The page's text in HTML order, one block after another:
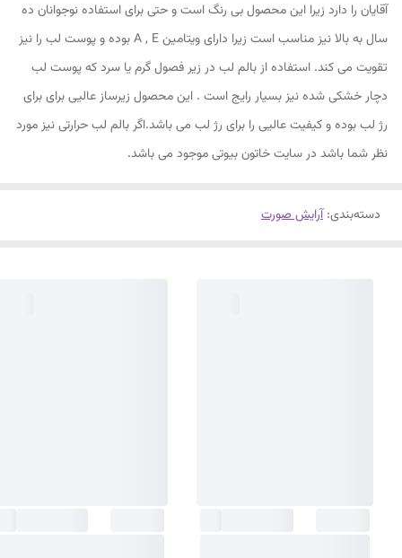
آقایان را دارد زیرا این محصول بی رنگ است و حتی برای استفاده نوجوانان ده
سال به بالا نیز مناسب است زیرا دارای ویتامین A , E بوده و پوست لب را نیز
تقویت می کند. استفاده از بالم لب در زیر فصول گرم یا سرد که پوست لب
دچار خشکی شده نیز بسیار رایج است . این محصول زیرساز عالیی برای برای
رژ لب بوده و کیفیت عالیی را برای رژ لب می باشد.اگر بالم لب حرارتی نیز مورد
نظر شما باشد در سایت خاتون بیوتی موجود می باشد.
دسته‌بندی:آرایش صورت